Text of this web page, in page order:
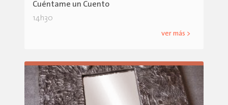
Cuéntame un Cuento
14h30
ver más >